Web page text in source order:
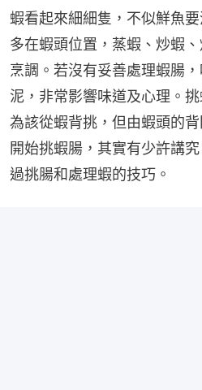
蝦看起來細細隻，不似鮮魚
多在蝦頭位置，蒸蝦、炒蝦
烹調。若沒有妥善處理蝦腸
泥，非常影響味道及心理。
為該從蝦背挑，但由蝦頭的
開始挑蝦腸，其實有少許講
過挑腸和處理蝦的技巧。